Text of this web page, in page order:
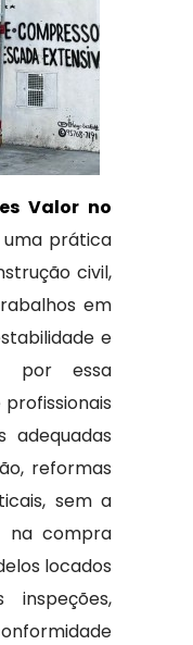
Valor no
prática
civil,
em
e
por essa
adequadas
reformas
sem a
na compra
locados
inspeções,